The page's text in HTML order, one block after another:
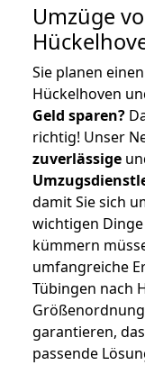
Umzüge
Sie planen
Hückelhoven
Geld sparen?
richtig! Unser
zuverlässige
damit Sie sich
wichtigen
kümmern
umfangreiche
Tübingen nach
garantieren,
passende